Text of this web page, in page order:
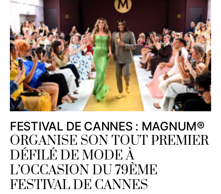
FESTIVAL DE CANNES : MAGNUM®
ORGANISE SON TOUT PREMIER
DÉFILÉ DE MODE À
L’OCCASION DU 79ÈME
FESTIVAL DE CANNES